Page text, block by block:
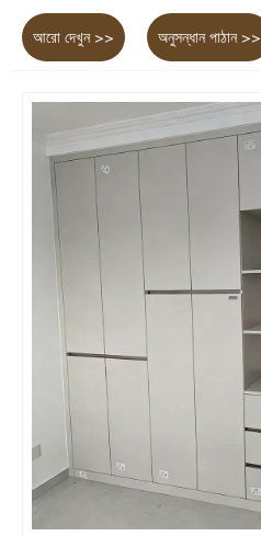
আরো দেখুন >> অনুসন্ধান পাঠান >>